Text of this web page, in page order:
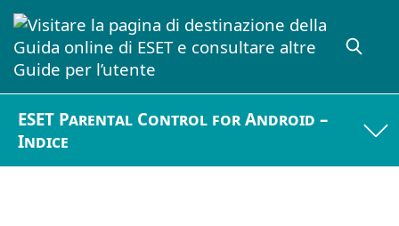
ESET Parental Control for Android –
Indice